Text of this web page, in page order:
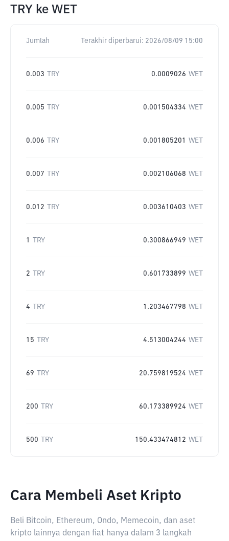
TRY ke WET
Jumlah Terakhir diperbarui: 2026/08/09 15:00
0.003 TRY 0.0009026 WET
0.005 TRY 0.001504334 WET
0.006 TRY 0.001805201 WET
0.007 TRY 0.002106068 WET
0.012 TRY 0.003610403 WET
1 TRY 0.300866949 WET
2 TRY 0.601733899 WET
4 TRY 1.203467798 WET
15 TRY 4.513004244 WET
69 TRY 20.759819524 WET
200 TRY 60.173389924 WET
500 TRY 150.433474812 WET
Cara Membeli Aset Kripto
Beli Bitcoin, Ethereum, Ondo, Memecoin, dan aset
kripto lainnya dengan fiat hanya dalam 3 langkah